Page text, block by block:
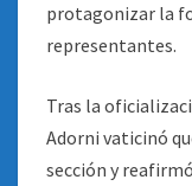
protagonizar la
representantes.
Tras la
Adorni vaticinó
sección y